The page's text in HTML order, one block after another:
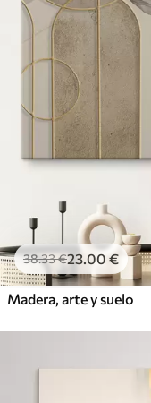
38.33€23.00 €
Madera, arte y suelo